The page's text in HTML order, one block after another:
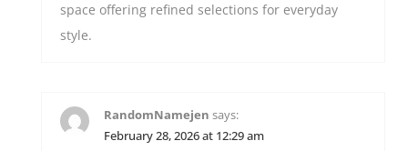
space offering refined selections for everyday
style.
RandomNamejen says:
February 28, 2026 at 12:29 am